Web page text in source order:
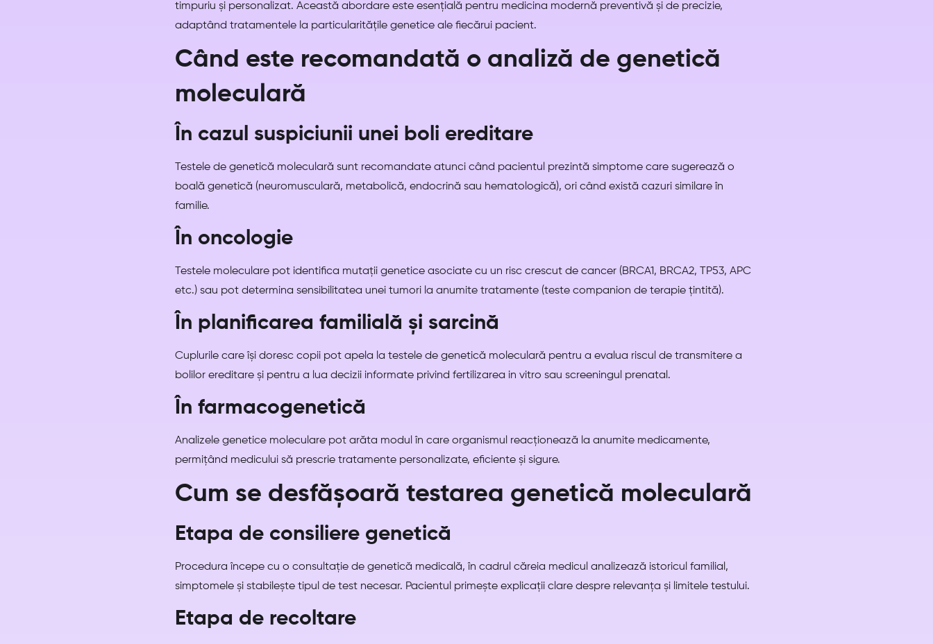
timpuriu și personalizat. Această abordare este esențială pentru medicina modernă preventivă și de precizie,
adaptând tratamentele la particularitățile genetice ale fiecărui pacient.
Când este recomandată o analiză de genetică
moleculară
În cazul suspiciunii unei boli ereditare
Testele de genetică moleculară sunt recomandate atunci când pacientul prezintă simptome care sugerează o
boală genetică (neuromusculară, metabolică, endocrină sau hematologică), ori când există cazuri similare în
familie.
În oncologie
Testele moleculare pot identifica mutații genetice asociate cu un risc crescut de cancer (BRCA1, BRCA2, TP53, APC
etc.) sau pot determina sensibilitatea unei tumori la anumite tratamente (teste companion de terapie țintită).
În planificarea familială și sarcină
Cuplurile care își doresc copii pot apela la testele de genetică moleculară pentru a evalua riscul de transmitere a
bolilor ereditare și pentru a lua decizii informate privind fertilizarea in vitro sau screeningul prenatal.
În farmacogenetică
Analizele genetice moleculare pot arăta modul în care organismul reacționează la anumite medicamente,
permițând medicului să prescrie tratamente personalizate, eficiente și sigure.
Cum se desfășoară testarea genetică moleculară
Etapa de consiliere genetică
Procedura începe cu o consultație de genetică medicală, în cadrul căreia medicul analizează istoricul familial,
simptomele și stabilește tipul de test necesar. Pacientul primește explicații clare despre relevanța și limitele testului.
Etapa de recoltare